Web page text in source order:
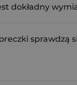
dokładny
sprawdzą